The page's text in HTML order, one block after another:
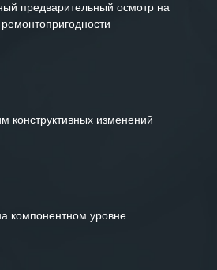
предварительный осмотр на
конструктивных изменений
компонентном уровне